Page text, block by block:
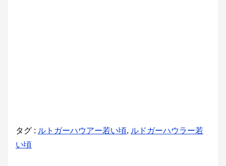
タグ : ルトガーハウアー若い頃, ルドガーハウラー若
い頃